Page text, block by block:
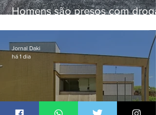
Homens são presos com
Jornal Daki
há 1 dia